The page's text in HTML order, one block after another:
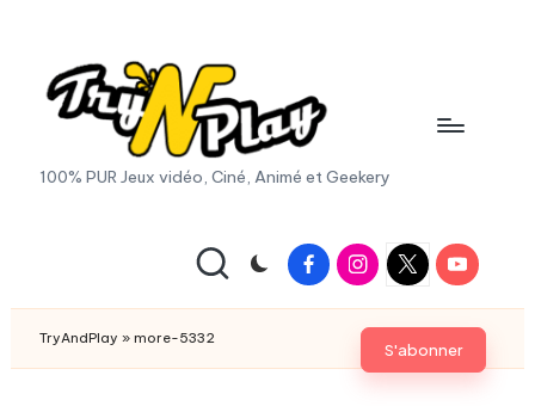
content
T
A
n
100% PUR Jeux vidéo, Ciné, Animé et Geekery
FacebookInstagram
X
|
Twitter
Youtube
S'abonner
TryAndPlay » more-5332